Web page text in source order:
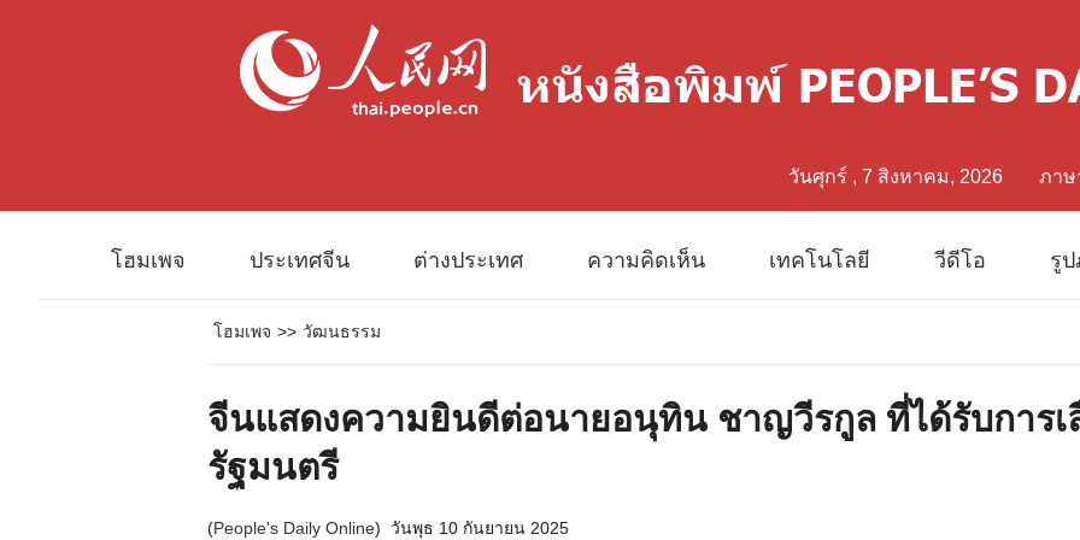
ภาษ
วันศุกร์ , 7 สิงหาคม, 2026
โฮมเพจ ประเทศจีน ต่างประเทศ ความคิดเห็น เทคโนโลยี วีดีโอ รู
โฮมเพจ >> วัฒนธรรม
จีนแสดงความยินดีต่อนายอนุทิน ชาญวีรกูล ที่ได้รับการเ
รัฐมนตรี
(People's Daily Online) วันพุธ 10 กันยายน 2025